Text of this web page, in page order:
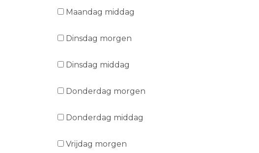
Maandag middag
Dinsdag morgen
Dinsdag middag
Donderdag morgen
Donderdag middag
Vrijdag morgen